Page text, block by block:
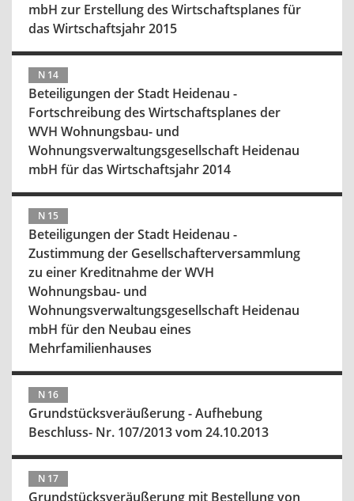
mbH zur Erstellung des Wirtschaftsplanes für
das Wirtschaftsjahr 2015
N 14
Beteiligungen der Stadt Heidenau -
Fortschreibung des Wirtschaftsplanes der
WVH Wohnungsbau- und
Wohnungsverwaltungsgesellschaft Heidenau
mbH für das Wirtschaftsjahr 2014
N 15
Beteiligungen der Stadt Heidenau -
Zustimmung der Gesellschafterversammlung
zu einer Kreditnahme der WVH
Wohnungsbau- und
Wohnungsverwaltungsgesellschaft Heidenau
mbH für den Neubau eines
Mehrfamilienhauses
N 16
Grundstücksveräußerung - Aufhebung
Beschluss- Nr. 107/2013 vom 24.10.2013
N 17
Grundstücksveräußerung mit Bestellung von